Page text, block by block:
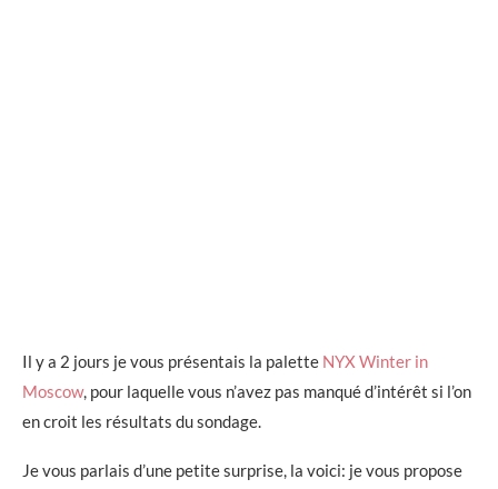
Il y a 2 jours je vous présentais la palette NYX Winter in
Moscow, pour laquelle vous n’avez pas manqué d’intérêt si l’on
en croit les résultats du sondage.
Je vous parlais d’une petite surprise, la voici: je vous propose